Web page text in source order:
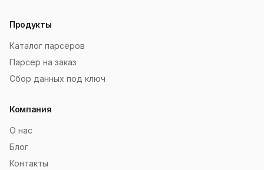
Продукты
Каталог парсеров
Парсер на заказ
Сбор данных под ключ
Компания
О нас
Блог
Контакты